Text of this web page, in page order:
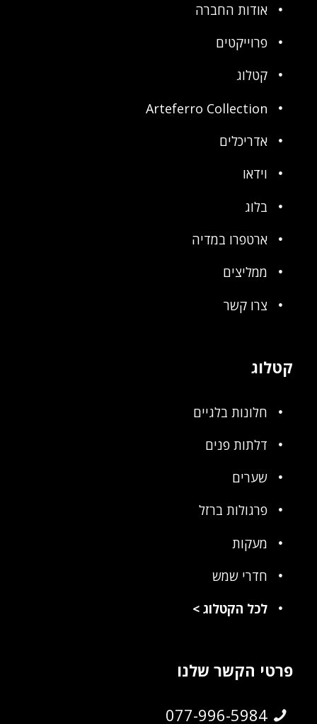
אודות החברה
פרוייקטים
קטלוג
Arteferro Collection
אדריכלים
וידאו
בלוג
ארטפרו במדיה
ממליצים
צרו קשר
קטלוג
חלונות בלגיים
דלתות פנים
שערים
פרגולות ברזל
מעקות
חדרי שמש
לכל הקטלוג>
פרטי הקשר שלנו
077-996-5984